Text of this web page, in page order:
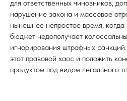
для ответственных чиновников,
нарушение закона и массовое
нынешнее непростое время, когда
бюджет недополучает
игнорирования штрафных
этот правовой хаос и положить
продуктом под видом легального